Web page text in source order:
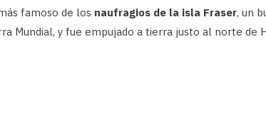
famoso de los naufragios de la isla Fraser, un
Mundial, y fue empujado a tierra justo al norte de